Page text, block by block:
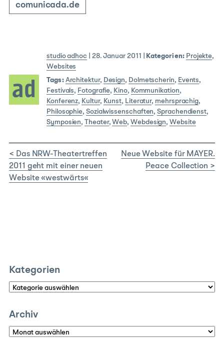
comunicada.de
studio adhoc 28. Januar 2011 Kategorien: Projekte,
Websites
Tags: Architektur, Design, Dolmetscherin, Events,
Festivals, Fotografie, Kino, Kommunikation,
Konferenz, Kultur, Kunst, Literatur, mehrsprachig,
Philosophie, Sozialwissenschaften,Sprachendienst,
Symposien,Theater,Web,Webdesign,Website
< Das NRW-Theatertreffen
2011 geht mit einer neuen
Website «westwärts«
Neue Website für MAYER.
Peace Collection >
Kategorien
Kategorien
Archiv
Archiv